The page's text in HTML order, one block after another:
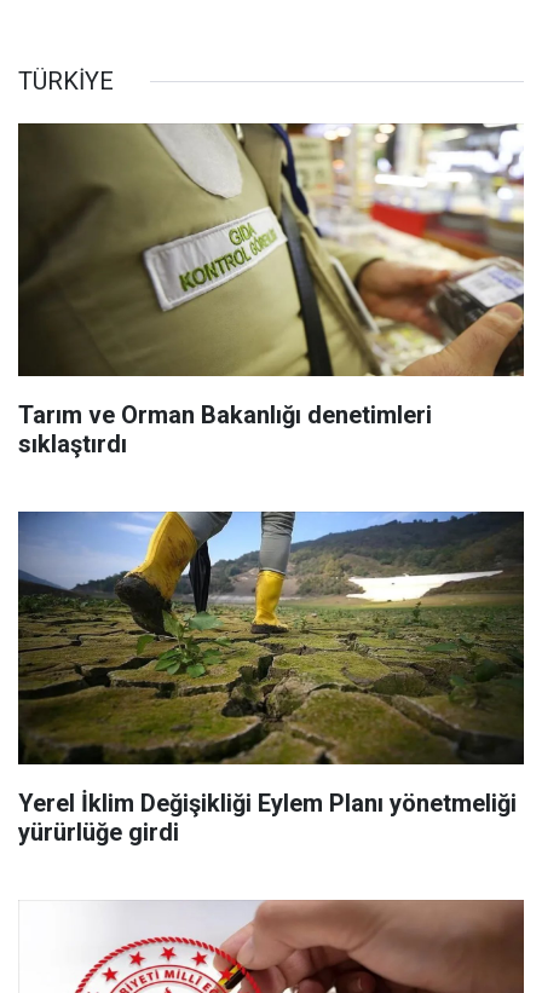
TÜRKİYE
Tarım ve Orman Bakanlığı denetimleri
sıklaştırdı
Yerel İklim Değişikliği Eylem Planı yönetmeliği
yürürlüğe girdi